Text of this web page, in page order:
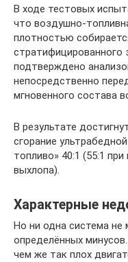
В ходе тестовых
что воздушно-
плотностью
подтверждено
непосредственно
мгновенного состава
В результате
сгорание
топливо» 40:1 (55:1
выхлопа).
Характерные
Но ни одна система
определённых
чем же так плох